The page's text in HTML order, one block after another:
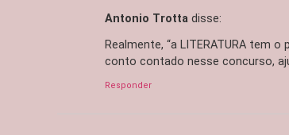
Antonio Trotta disse:
Realmente, “a LITERATURA tem
conto contado nesse concurso,
Responder